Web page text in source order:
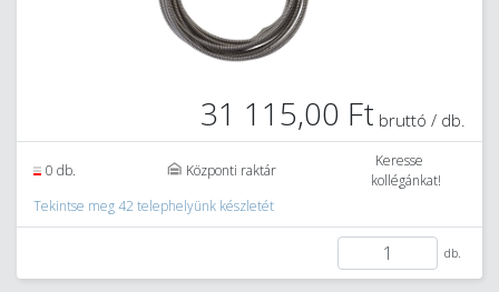
31 115,00 Ft bruttó / db.
0 db. Központi raktár
Keresse
kollégánkat!
Tekintse meg 42 telephelyünk készletét
db.